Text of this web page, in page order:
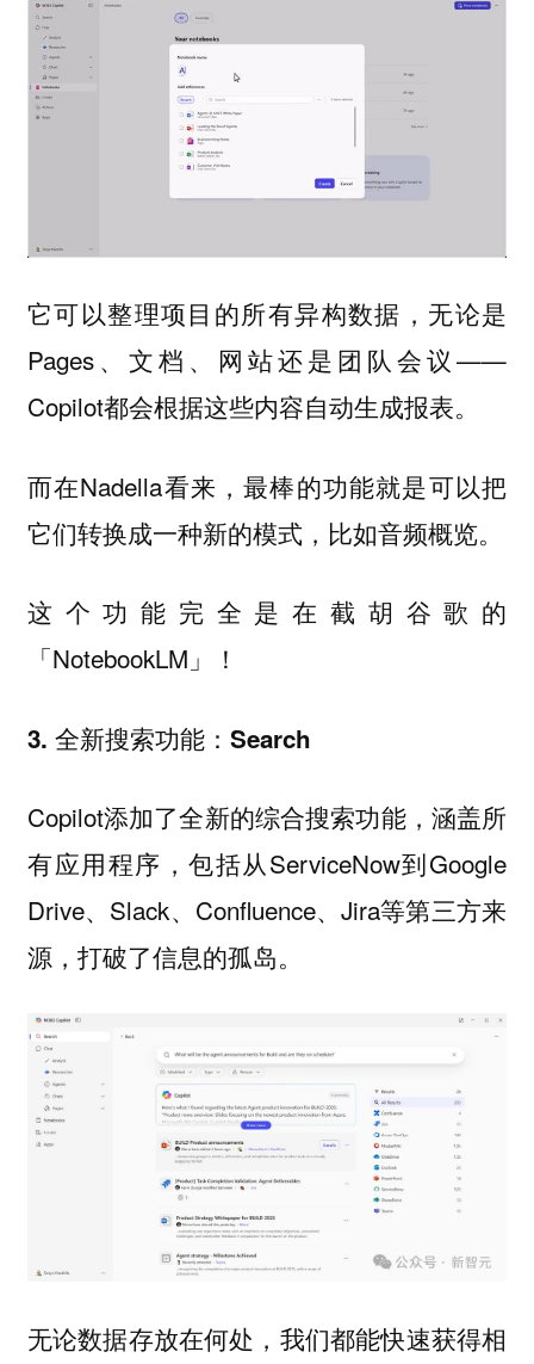
它可以整理项目的所有异构数据，无论是
Pages、文档、网站还是团队会议——
Copilot都会根据这些内容自动生成报表。
而在Nadella看来，最棒的功能就是可以把
它们转换成一种新的模式，比如音频概览。
这个功能完全是在截胡谷歌的
「NotebookLM」！
3. 全新搜索功能：Search
Copilot添加了全新的综合搜索功能，涵盖所
有应用程序，包括从ServiceNow到Google
Drive、Slack、Confluence、Jira等第三方来
源，打破了信息的孤岛。
无论数据存放在何处，我们都能快速获得相